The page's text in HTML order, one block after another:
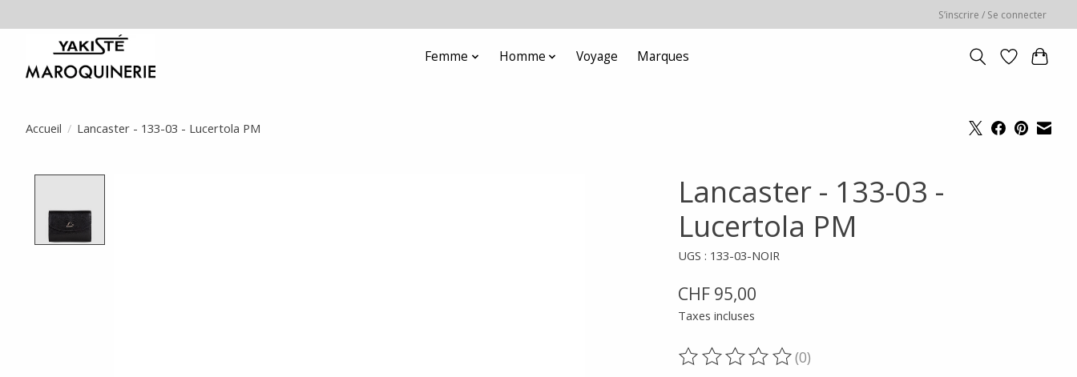
S’inscrire / Se connecter
Femme Homme Voyage Marques
Accueil / Lancaster - 133-03 - Lucertola PM
Lancaster - 133-03 -
Lucertola PM
UGS : 133-03-NOIR
CHF 95,00
Taxes incluses
Ce produit est évalué à
(0)